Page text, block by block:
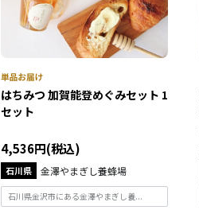
はちみつ 加賀能登めぐみセット 1
セット
4,536円(税込)
石川県 金澤やまぎし養蜂場
石川県金沢市にある金澤やまぎし養...